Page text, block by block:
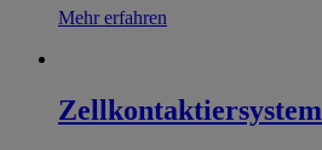
Mehr erfahren